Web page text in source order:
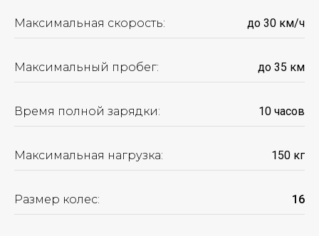
Максимальная скорость: до 30 км/ч
Максимальный пробег: до 35 км
Время полной зарядки: 10 часов
Максимальная нагрузка: 150 кг
Размер колес: 16